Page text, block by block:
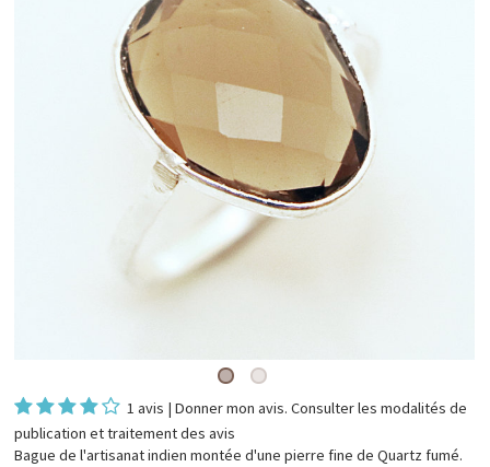
1 avis |Donner mon avis. Consulter lesmodalités de
publication et traitement des avis
Bague de l'artisanat indien montée d'une pierre fine de Quartz fumé.